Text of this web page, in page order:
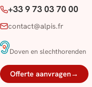
+33 9 73 03 70 00
contact@alpis.fr
Doven en slechthorenden
Offerte aanvragen→